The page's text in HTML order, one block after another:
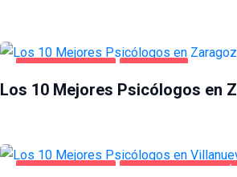
SALUD Y BELLEZA ZARAGOZA
Los 10 Mejores Psicólogos en
SALUD Y BELLEZA VILLANUEVA Y GELTRÚ